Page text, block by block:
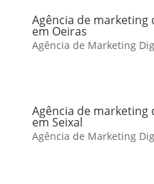
Agência de
em Oeiras
Agência de Marketing
Agência de
em Seixal
Agência de Marketing